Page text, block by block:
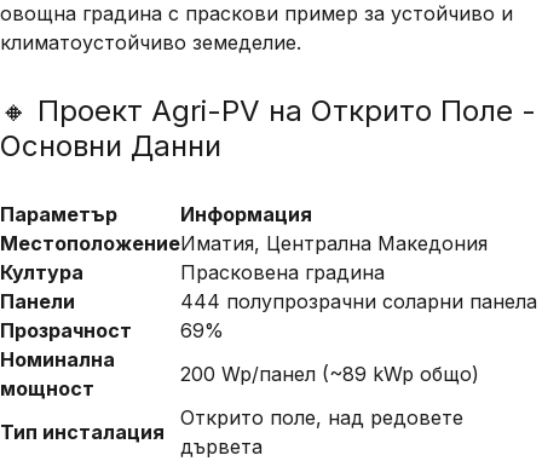
овощна градина с праскови пример за устойчиво и
климатоустойчиво земеделие.
🔸 Проект Agri-PV на Открито Поле -
Основни Данни
Параметър
Информация
МестоположениеИматия, Централна Македония
Култура
Прасковена градина
Панели
444 полупрозрачни соларни панела
Прозрачност
69%
Номинална
мощност
200 Wp/панел (~89 kWp общо)
Тип инсталация
Открито поле, над редовете
дървета